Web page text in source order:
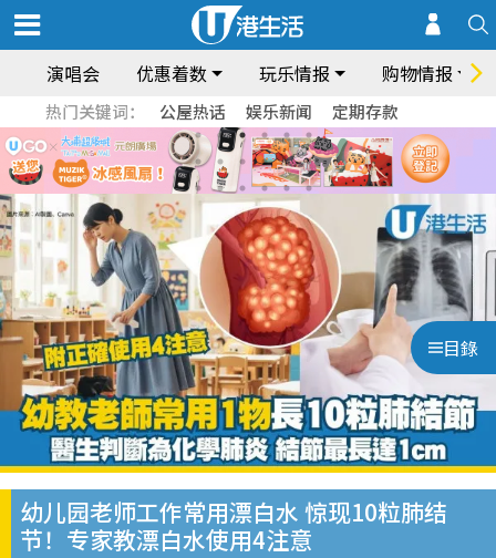
演唱会 优惠着数 玩乐情报 购物情报
热门关键词： 公屋热话 娱乐新闻 定期存款
目錄
幼儿园老师工作常用漂白水 惊现10粒肺结
节！专家教漂白水使用4注意